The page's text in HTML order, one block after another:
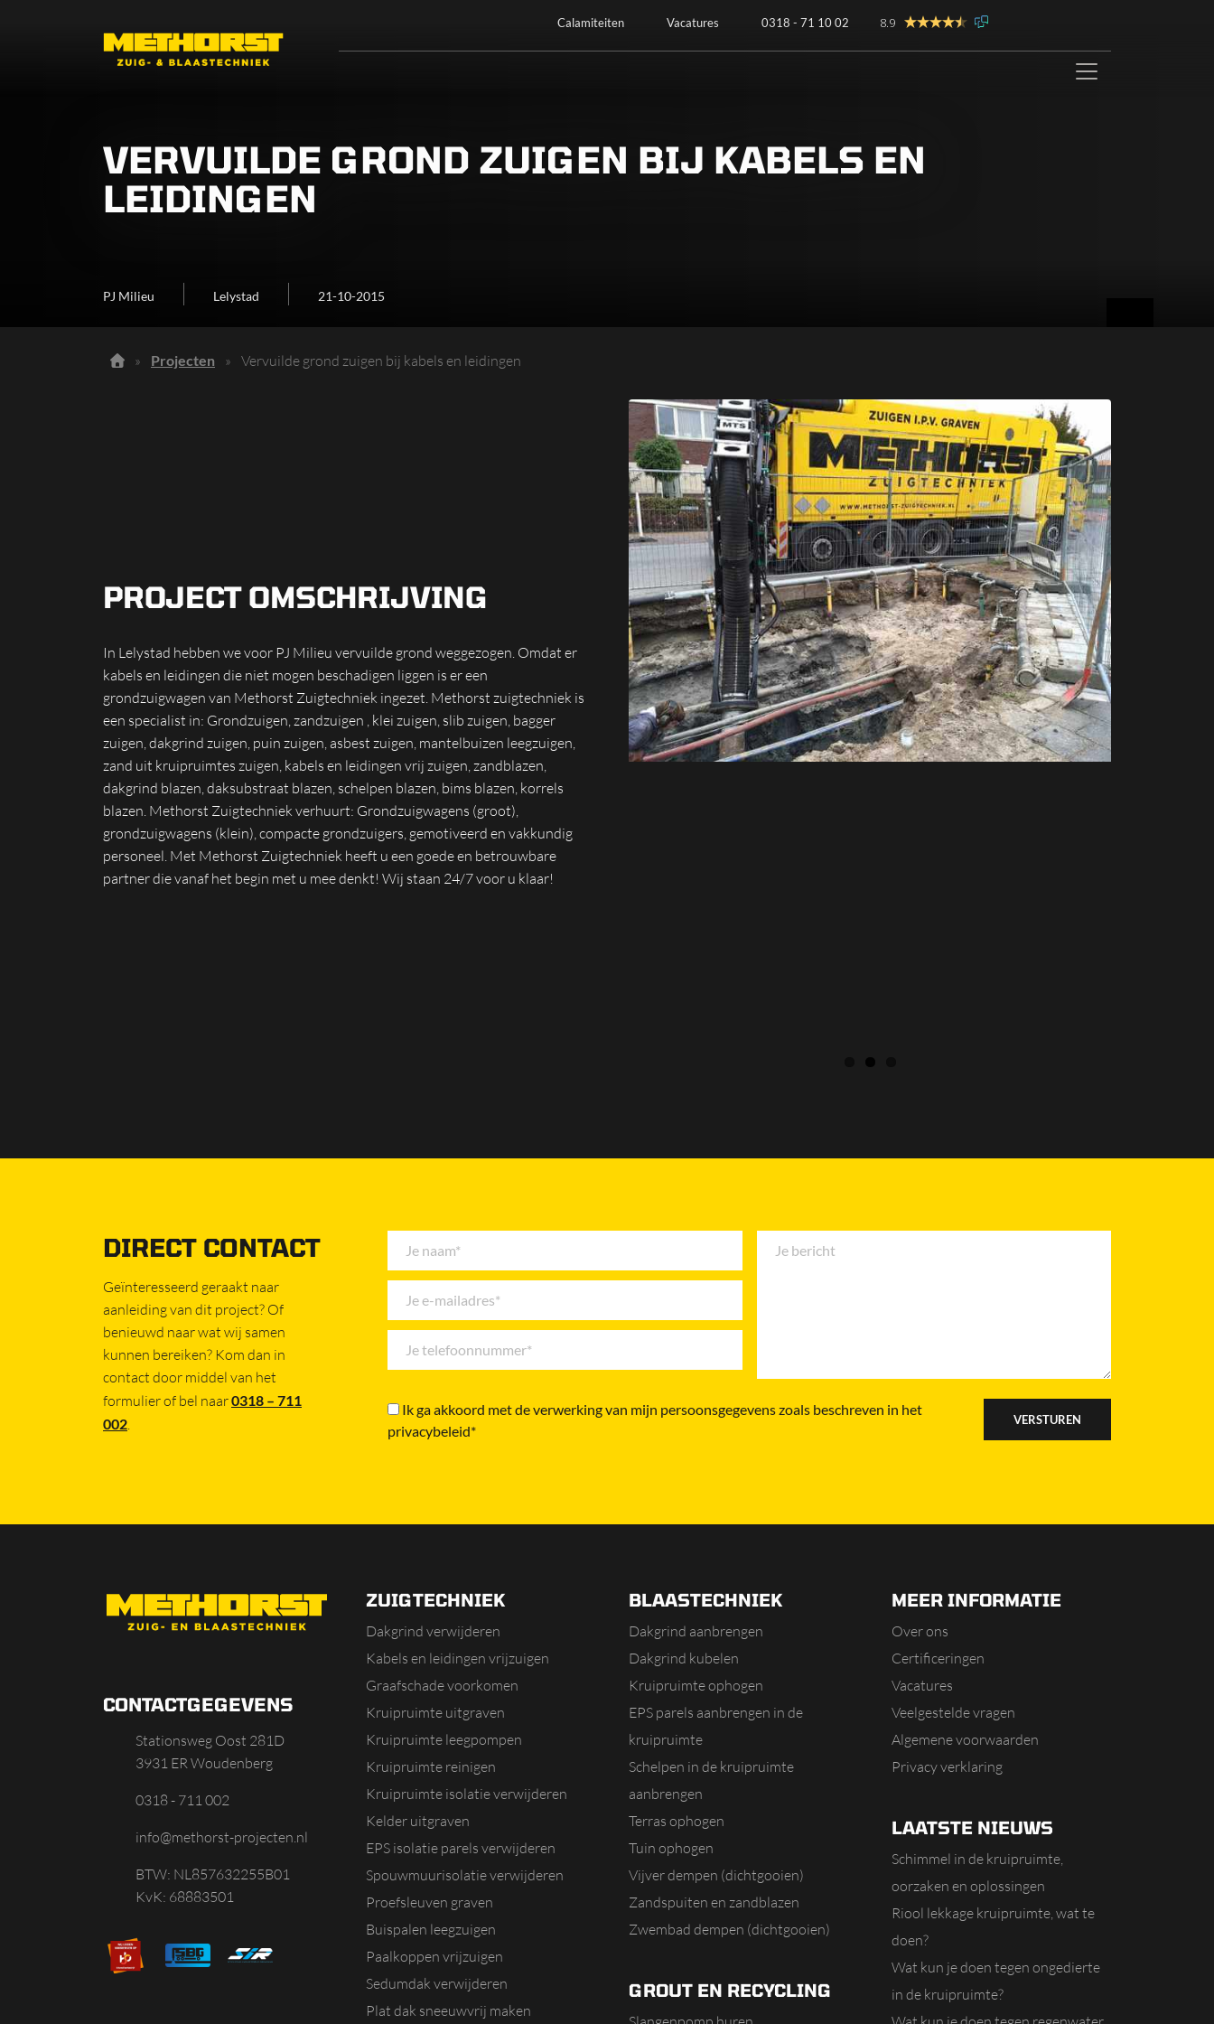
Calamiteiten Vacatures 0318 - 71 10 02 8.9
VERVUILDE GROND ZUIGEN BIJ KABELS EN
LEIDINGEN
PJ Milieu Lelystad 21-10-2015
» Projecten » Vervuilde grond zuigen bij kabels en leidingen
PROJECT OMSCHRIJVING
In Lelystad hebben we voor PJ Milieu vervuilde grond weggezogen. Omdat er
kabels en leidingen die niet mogen beschadigen liggen is er een
grondzuigwagen van Methorst Zuigtechniek ingezet. Methorst zuigtechniek is
een specialist in: Grondzuigen, zandzuigen , klei zuigen, slib zuigen, bagger
zuigen, dakgrind zuigen, puin zuigen, asbest zuigen, mantelbuizen leegzuigen,
zand uit kruipruimtes zuigen, kabels en leidingen vrij zuigen, zandblazen,
dakgrind blazen, daksubstraat blazen, schelpen blazen, bims blazen, korrels
blazen. Methorst Zuigtechniek verhuurt: Grondzuigwagens (groot),
grondzuigwagens (klein), compacte grondzuigers, gemotiveerd en vakkundig
personeel. Met Methorst Zuigtechniek heeft u een goede en betrouwbare
partner die vanaf het begin met u mee denkt! Wij staan 24/7 voor u klaar!
DIRECT CONTACT
Geïnteresseerd geraakt naar
aanleiding van dit project? Of
benieuwd naar wat wij samen
kunnen bereiken? Kom dan in
contact door middel van het
formulier of bel naar0318 – 711
002
Ik ga akkoord met de verwerking van mijn persoonsgegevens zoals beschreven in het
privacybeleid*
CONTACTGEGEVENS
Stationsweg Oost 281D
3931 ER Woudenberg
0318 - 711 002
info@methorst-projecten.nl
BTW: NL857632255B01
KvK: 68883501
ZUIGTECHNIEK
Dakgrind verwijderen
Kabels en leidingen vrijzuigen
Graafschade voorkomen
Kruipruimte uitgraven
Kruipruimte leegpompen
Kruipruimte reinigen
Kruipruimte isolatie verwijderen
Kelder uitgraven
EPS isolatie parels verwijderen
Spouwmuurisolatie verwijderen
Proefsleuven graven
Buispalen leegzuigen
Paalkoppen vrijzuigen
Sedumdak verwijderen
Plat dak sneeuwvrij maken
BLAASTECHNIEK
Dakgrind aanbrengen
Dakgrind kubelen
Kruipruimte ophogen
EPS parels aanbrengen in de
kruipruimte
Schelpen in de kruipruimte
aanbrengen
Terras ophogen
Tuin ophogen
Vijver dempen (dichtgooien)
Zandspuiten en zandblazen
Zwembad dempen (dichtgooien)
GROUT EN RECYCLING
MEER INFORMATIE
Over ons
Certificeringen
Vacatures
Veelgestelde vragen
Algemene voorwaarden
Privacy verklaring
LAATSTE NIEUWS
Schimmel in de kruipruimte,
oorzaken en oplossingen
Riool lekkage kruipruimte, wat te
doen?
Wat kun je doen tegen ongedierte
in de kruipruimte?